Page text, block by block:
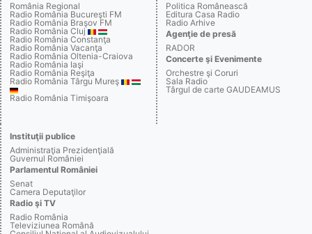
România Regional
Radio România Bucureşti FM
Radio România Braşov FM
Radio România Cluj
Radio România Constanţa
Radio România Vacanţa
Radio România Oltenia-Craiova
Radio România Iaşi
Radio România Reşiţa
Radio România Târgu Mureş
Radio România Timişoara
Politica Românească
Editura Casa Radio
Radio Arhive
Agenţie de presă
RADOR
Concerte şi Evenimente
Orchestre şi Coruri
Sala Radio
Târgul de carte GAUDEAMUS
Instituţii publice
Administraţia Prezidenţială
Guvernul României
Parlamentul României
Senat
Camera Deputaţilor
Radio şi TV
Radio România
Televiziunea Română